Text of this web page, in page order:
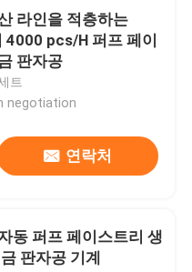
라인을 적층하는
4000 pcs/H 퍼프 페이
판자공
트
negotiation
연락처
동 퍼프 페이스트리 생
판자공 기계